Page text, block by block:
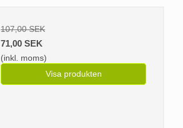
107,00 SEK
71,00 SEK
(inkl. moms)
Visa produkten